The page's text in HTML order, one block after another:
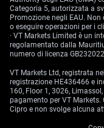
Categoria 5, autorizzata a
Promozione negli EAU.
o eseguire operazioni per i
· VT Markets Limited è un
regolamentato dalla
numero di licenza
VT Markets Ltd, registrata
registrazione HE436466 e
160, Floor 1, 3026,
pagamento per VT
Cipro e non svolge alcuna